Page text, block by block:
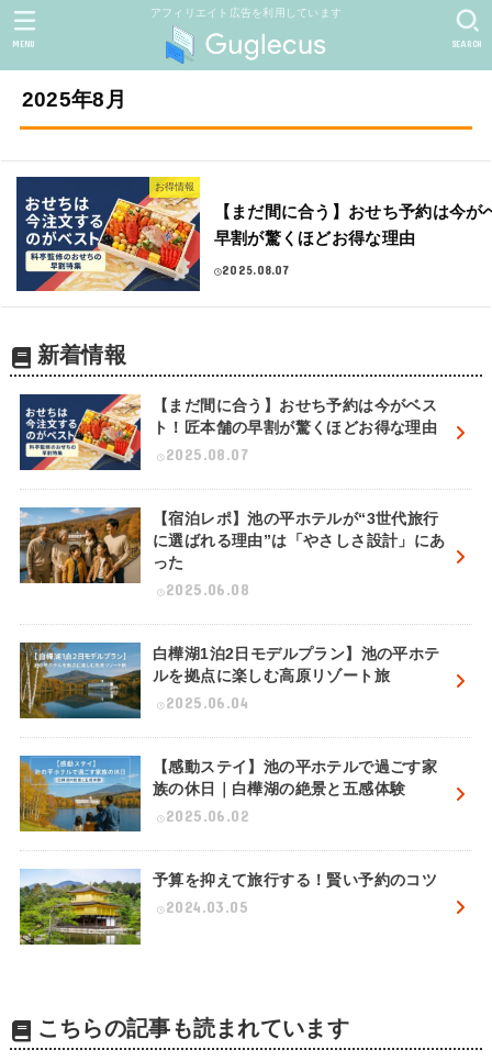
アフィリエイト広告を利用しています
SEARCH
MENU
2025年8月
お得情報
【まだ間に合う】おせち予約は今が
早割が驚くほどお得な理由
2025.08.07
新着情報
【まだ間に合う】おせち予約は今がベス
ト！匠本舗の早割が驚くほどお得な理由
2025.08.07
【宿泊レポ】池の平ホテルが“3世代旅行
に選ばれる理由”は「やさしさ設計」にあ
った
2025.06.08
白樺湖1泊2日モデルプラン】池の平ホテ
ルを拠点に楽しむ高原リゾート旅
2025.06.04
【感動ステイ】池の平ホテルで過ごす家
族の休日｜白樺湖の絶景と五感体験
2025.06.02
予算を抑えて旅行する！賢い予約のコツ
2024.03.05
こちらの記事も読まれています